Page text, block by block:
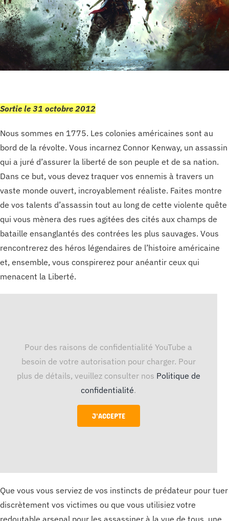
Sortie le 31 octobre 2012
Nous sommes en 1775. Les colonies américaines sont au
bord de la révolte. Vous incarnez Connor Kenway, un assassin
qui a juré d’assurer la liberté de son peuple et de sa nation.
Dans ce but, vous devez traquer vos ennemis à travers un
vaste monde ouvert, incroyablement réaliste. Faites montre
de vos talents d’assassin tout au long de cette violente quête
qui vous mènera des rues agitées des cités aux champs de
bataille ensanglantés des contrées les plus sauvages. Vous
rencontrerez des héros légendaires de l’histoire américaine
et, ensemble, vous conspirerez pour anéantir ceux qui
menacent la Liberté.
Pour des raisons de confidentialité YouTube a
besoin de votre autorisation pour charger. Pour
plus de détails, veuillez consulter nos Politique de
confidentialité.
J'ACCEPTE
Que vous vous serviez de vos instincts de prédateur pour tuer
discrètement vos victimes ou que vous utilisiez votre